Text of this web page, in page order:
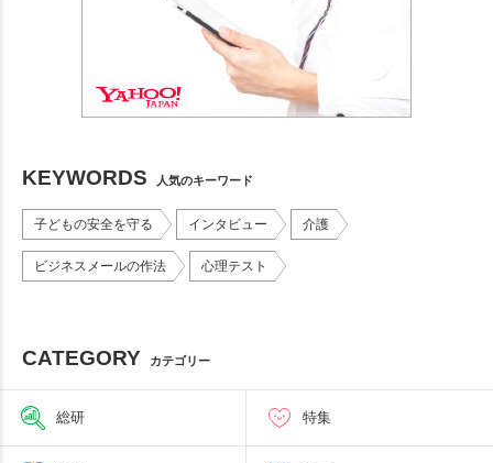
KEYWORDS 人気のキーワード
子どもの安全を守る インタビュー 介護
ビジネスメールの作法 心理テスト
CATEGORY カテゴリー
総研 特集